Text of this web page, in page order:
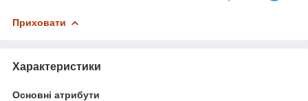
Приховати
Характеристики
Основні атрибути